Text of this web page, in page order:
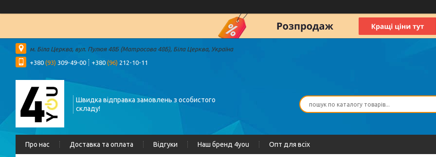
м. Біла Церква, вул. Пулюя 48Б (Матросова 48Б), Біла Церква, Україна
+380 (93) 309-49-00 +380 (96) 212-10-11
Швидка відправка замовлень з особистого
складу!
Про нас Доставка та оплата Відгуки Наш бренд 4you Опт для всіх